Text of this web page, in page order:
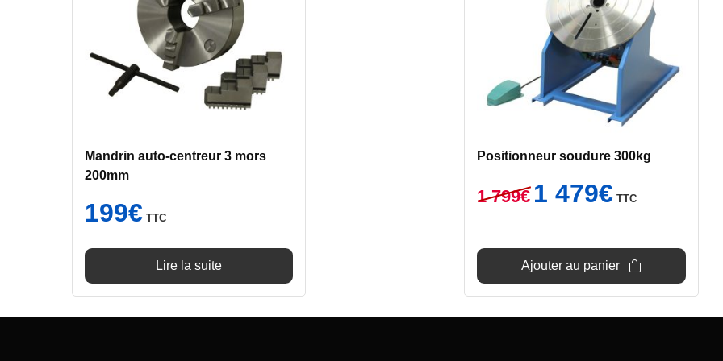
Mandrin auto-centreur 3 mors
200mm
199€ TTC
Lire la suite
Positionneur soudure 300kg
1 799€
Le
prix
1
1 479€prix
1
TTC
Ajouter au panier